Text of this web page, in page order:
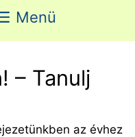
Menü
– Tanulj
az évhez